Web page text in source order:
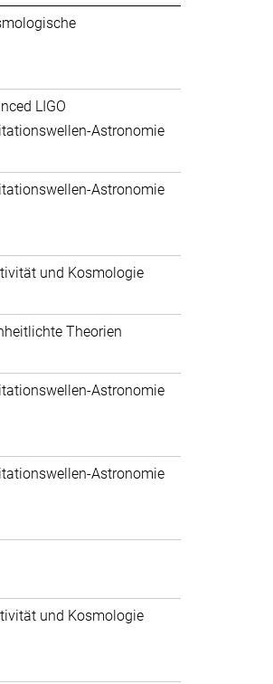
LIGO
Astronomie
Astronomie
und Kosmologie
Theorien
Astronomie
Astronomie
und Kosmologie